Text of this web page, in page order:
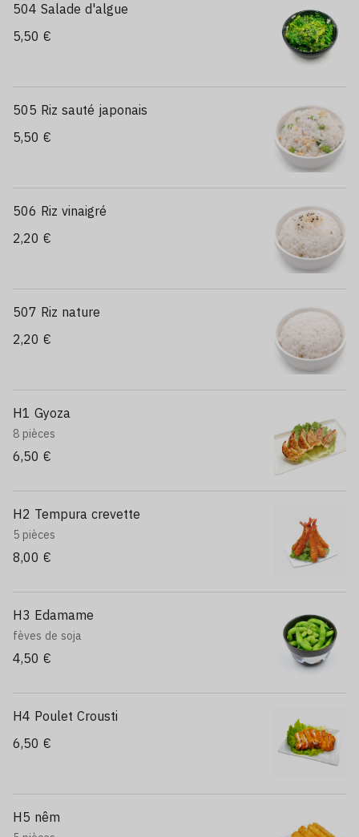
504 Salade d'algue
5,50 €
505 Riz sauté japonais
5,50 €
506 Riz vinaigré
2,20 €
507 Riz nature
2,20 €
H1 Gyoza
8 pièces
6,50 €
H2 Tempura crevette
5 pièces
8,00 €
H3 Edamame
fèves de soja
4,50 €
H4 Poulet Crousti
6,50 €
H5 nêm